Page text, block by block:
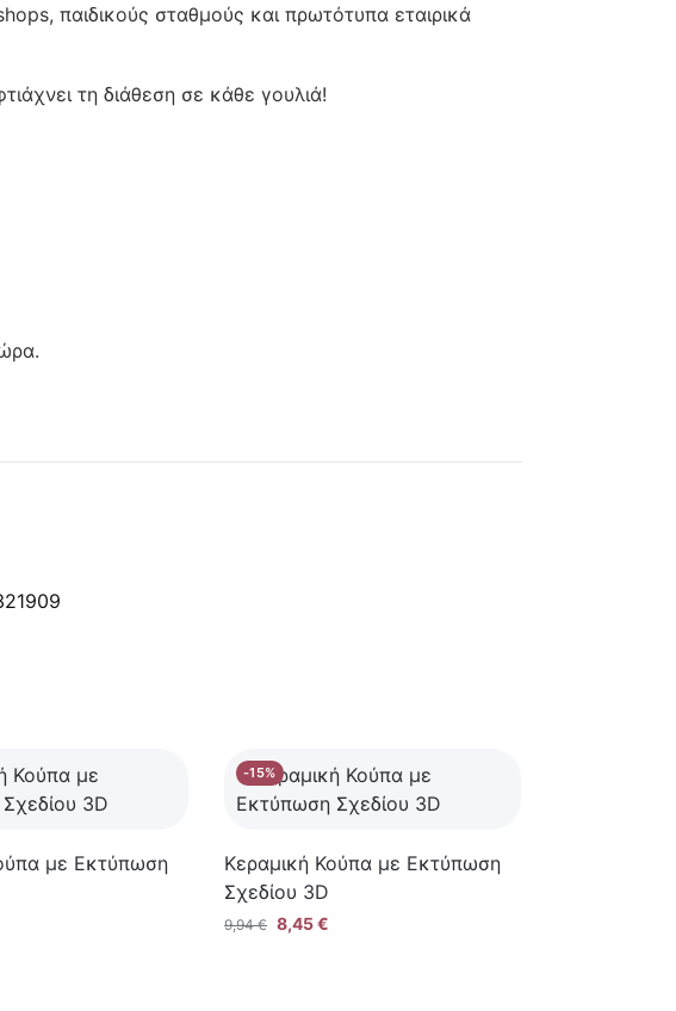
παιδικούς σταθμούς και πρωτότυπα εταιρικά
τη διάθεση σε κάθε γουλιά!
με Εκτύπωση
-15%
Κεραμική Κούπα με Εκτύπωση
Σχεδίου 3D
9,94€ 8,45€